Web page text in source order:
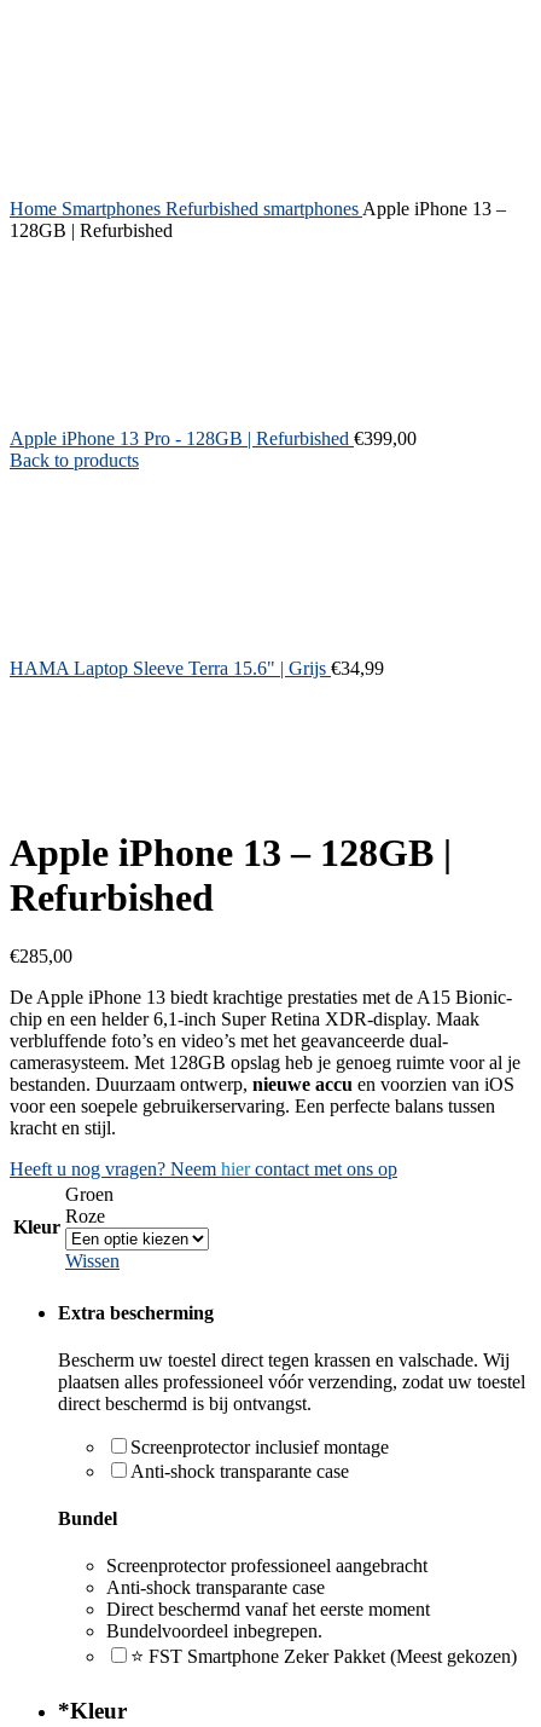
Home Smartphones Refurbished smartphones Apple iPhone 13 –
128GB | Refurbished
Apple iPhone 13 Pro - 128GB | Refurbished €399,00
Back to products
HAMA Laptop Sleeve Terra 15.6" | Grijs €34,99
Apple iPhone 13 – 128GB |
Refurbished
€285,00
De Apple iPhone 13 biedt krachtige prestaties met de A15 Bionic-
chip en een helder 6,1-inch Super Retina XDR-display. Maak
verbluffende foto’s en video’s met het geavanceerde dual-
camerasysteem. Met 128GB opslag heb je genoeg ruimte voor al je
bestanden. Duurzaam ontwerp, nieuwe accu en voorzien van iOS
voor een soepele gebruikerservaring. Een perfecte balans tussen
kracht en stijl.
Heeft u nog vragen? Neem hiercontact met ons op
Kleur
Groen
Roze
Wissen
Extra bescherming
Bescherm uw toestel direct tegen krassen en valschade. Wij
plaatsen alles professioneel vóór verzending, zodat uw toestel
direct beschermd is bij ontvangst.
Screenprotector inclusief montage
Anti-shock transparante case
Bundel
Screenprotector professioneel aangebracht
Anti-shock transparante case
Direct beschermd vanaf het eerste moment
Bundelvoordeel inbegrepen.
⭐ FST Smartphone Zeker Pakket (Meest gekozen)
*Kleur